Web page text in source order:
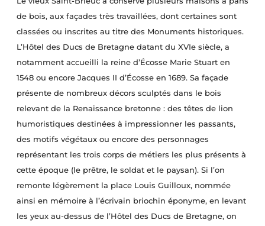
de bois, aux façades très travaillées, dont certaines sont
classées ou inscrites au titre des Monuments historiques.
L’Hôtel des Ducs de Bretagne datant du XVIe siècle, a
notamment accueilli la reine d’Écosse Marie Stuart en
1548 ou encore Jacques II d’Écosse en 1689. Sa façade
présente de nombreux décors sculptés dans le bois
relevant de la Renaissance bretonne : des têtes de lion
humoristiques destinées à impressionner les passants,
des motifs végétaux ou encore des personnages
représentant les trois corps de métiers les plus présents à
cette époque (le prêtre, le soldat et le paysan). Si l’on
remonte légèrement la place Louis Guilloux, nommée
ainsi en mémoire à l’écrivain briochin éponyme, en levant
les yeux au-dessus de l’Hôtel des Ducs de Bretagne, on